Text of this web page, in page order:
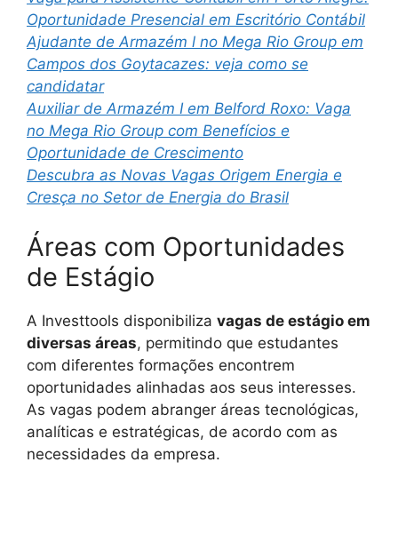
Oportunidade Presencial em Escritório Contábil
Ajudante de Armazém l no Mega Rio Group em
Campos dos Goytacazes: veja como se
candidatar
Auxiliar de Armazém I em Belford Roxo: Vaga
no Mega Rio Group com Benefícios e
Oportunidade de Crescimento
Descubra as Novas Vagas Origem Energia e
Cresça no Setor de Energia do Brasil
Áreas com Oportunidades
de Estágio
A Investtools disponibiliza vagas de estágio em
diversas áreas, permitindo que estudantes
com diferentes formações encontrem
oportunidades alinhadas aos seus interesses.
As vagas podem abranger áreas tecnológicas,
analíticas e estratégicas, de acordo com as
necessidades da empresa.